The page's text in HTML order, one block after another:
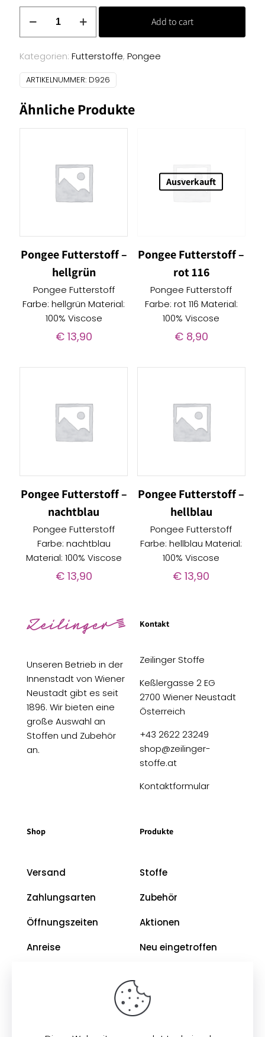
Futterstoff
-
orange
Menge
Add to cart
Kategorien: Futterstoffe, Pongee
ARTIKELNUMMER: D926
Ähnliche Produkte
Pongee Futterstoff –
hellgrün
Pongee Futterstoff
Farbe: hellgrün Material:
100% Viscose
€13,90
Ausverkauft
Pongee Futterstoff –
rot 116
Pongee Futterstoff
Farbe: rot 116 Material:
100% Viscose
€8,90
Pongee Futterstoff –
nachtblau
Pongee Futterstoff
Farbe: nachtblau
Material: 100% Viscose
€13,90
Pongee Futterstoff –
hellblau
Pongee Futterstoff
Farbe: hellblau Material:
100% Viscose
€ 13,90
Unseren Betrieb in der
Innenstadt von Wiener
Neustadt gibt es seit
1896. Wir bieten eine
große Auswahl an
Stoffen und Zubehör
an.
Kontakt
Zeilinger Stoffe
Keßlergasse 2 EG
2700 Wiener Neustadt
Österreich
+43 2622 23249
shop@zeilinger-
stoffe.at
Kontaktformular
Shop
Versand
Zahlungsarten
Öffnungszeiten
Anreise
Produkte
Stoffe
Zubehör
Aktionen
Neu eingetroffen